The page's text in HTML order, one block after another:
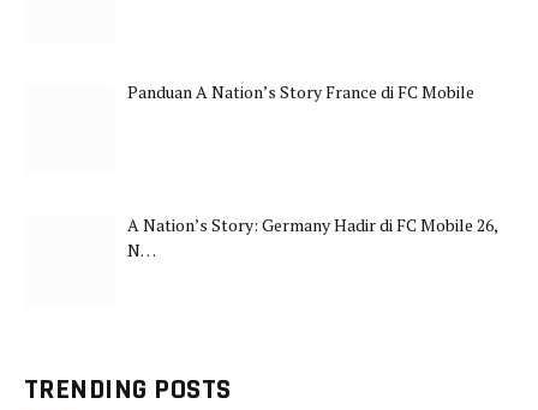
Panduan A Nation’s Story France di FC Mobile
A Nation’s Story: Germany Hadir di FC Mobile 26,
N…
TRENDING POSTS